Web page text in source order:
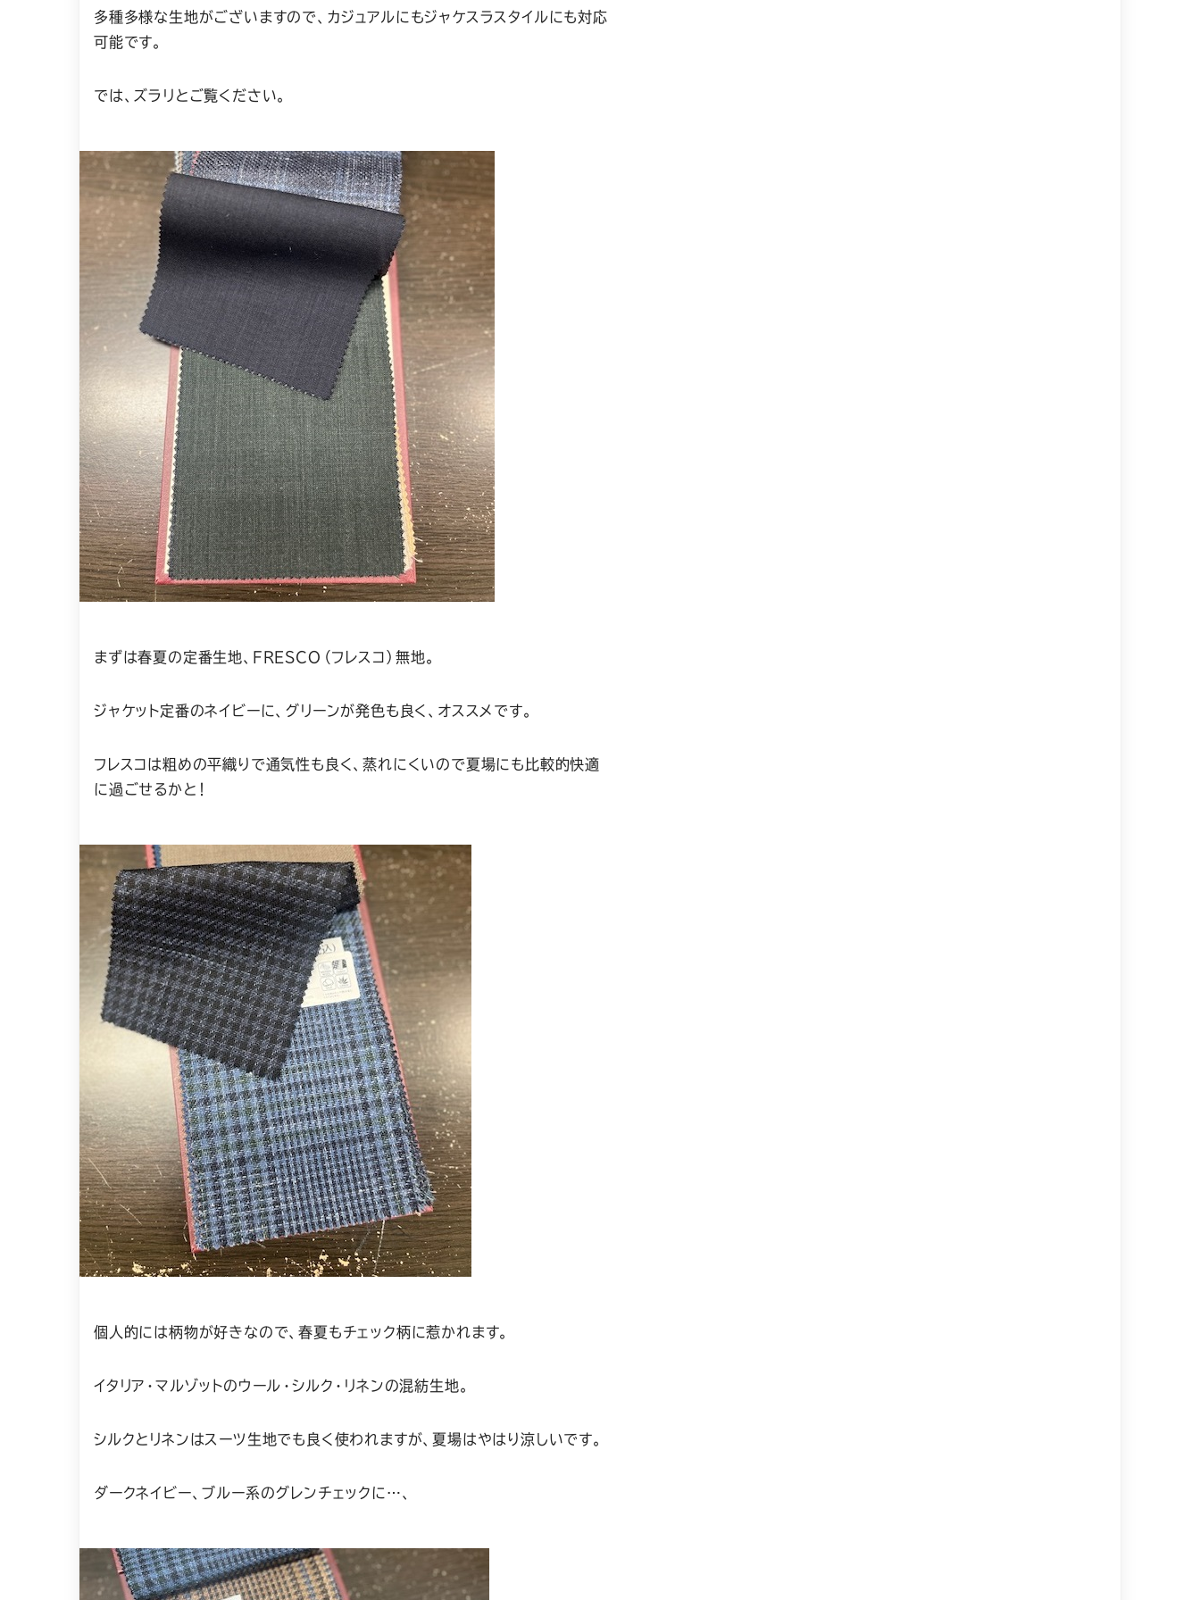
多種多様な生地がございますので、カジュアルにもジャケスラスタイルにも対応
可能です。
では、ズラリとご覧ください。
まずは春夏の定番生地、FRESCO（フレスコ）無地。
ジャケット定番のネイビーに、グリーンが発色も良く、オススメです。
フレスコは粗めの平織りで通気性も良く、蒸れにくいので夏場にも比較的快適
に過ごせるかと！
個人的には柄物が好きなので、春夏もチェック柄に惹かれます。
イタリア・マルゾットのウール・シルク・リネンの混紡生地。
シルクとリネンはスーツ生地でも良く使われますが、夏場はやはり涼しいです。
ダークネイビー、ブルー系のグレンチェックに…、